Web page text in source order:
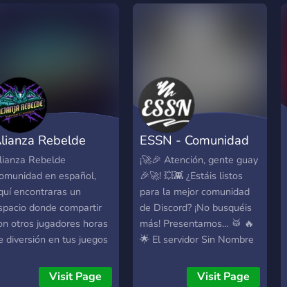
Rebelde
Rebelde
en español,
encontraras un
donde compartir
otros jugadores horas
diversión en tus juegos
de voz. ► Canales
Visit Page
ESSN - Comunidad
en español
¡🚀🎉 Atención, gente guay
🎉🚀! 💥👾 ¿Estáis listos
para la mejor comunidad
de Discord? ¡No busquéis
más! Presentamos… 🥁 🔥
🌟 El servidor Sin Nombre
para unirte a nuestra
Visit Page